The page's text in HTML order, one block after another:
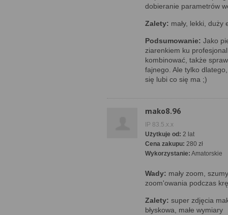
dobieranie parametrów
Zalety: mały, lekki, duży
Podsumowanie: Jako
ziarenkiem ku
kombinować, także
fajnego. Ale tylko
się lubi co się ma ;)
mako8.96
IP 83.5.x.x
Użytkuje od: 2 lat
Cena zakupu: 280 zł
Wykorzystanie: Amatorskie
Wady: mały zoom,
zoom'owania podczas
Zalety: super zdjęcia
błyskowa, małe wymiary